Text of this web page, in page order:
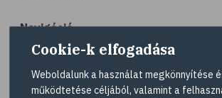
Navigáció
Akciós termékek
Dermokozmetikumok
Cookie-k elfogadása
Weboldalunk a használat megkönnyítése
működtetése céljából, valamint a